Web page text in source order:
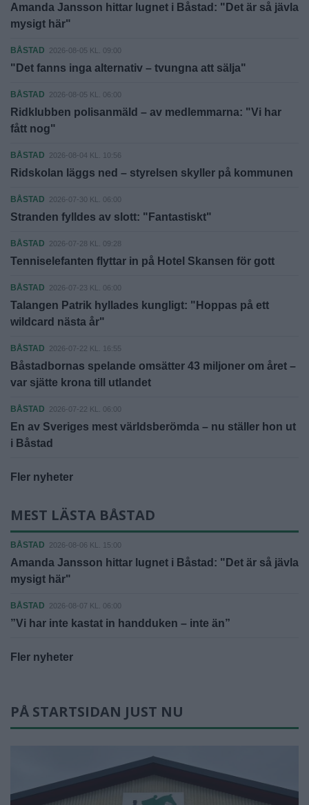
Amanda Jansson hittar lugnet i Båstad: "Det är så jävla
mysigt här"
BÅSTAD 2026-08-05 KL. 09:00
"Det fanns inga alternativ – tvungna att sälja"
BÅSTAD 2026-08-05 KL. 06:00
Ridklubben polisanmäld – av medlemmarna: "Vi har
fått nog"
BÅSTAD 2026-08-04 KL. 10:56
Ridskolan läggs ned – styrelsen skyller på kommunen
BÅSTAD 2026-07-30 KL. 06:00
Stranden fylldes av slott: "Fantastiskt"
BÅSTAD 2026-07-28 KL. 09:28
Tenniselefanten flyttar in på Hotel Skansen för gott
BÅSTAD 2026-07-23 KL. 06:00
Talangen Patrik hyllades kungligt: "Hoppas på ett
wildcard nästa år"
BÅSTAD 2026-07-22 KL. 16:55
Båstadbornas spelande omsätter 43 miljoner om året –
var sjätte krona till utlandet
BÅSTAD 2026-07-22 KL. 06:00
En av Sveriges mest världsberömda – nu ställer hon ut
i Båstad
Fler nyheter
MEST LÄSTA BÅSTAD
BÅSTAD 2026-08-06 KL. 15:00
Amanda Jansson hittar lugnet i Båstad: "Det är så jävla
mysigt här"
BÅSTAD 2026-08-07 KL. 06:00
”Vi har inte kastat in handduken – inte än”
Fler nyheter
PÅ STARTSIDAN JUST NU